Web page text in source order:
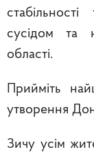
сусідом та
області.
Прийміть
утворення
Зичу усім